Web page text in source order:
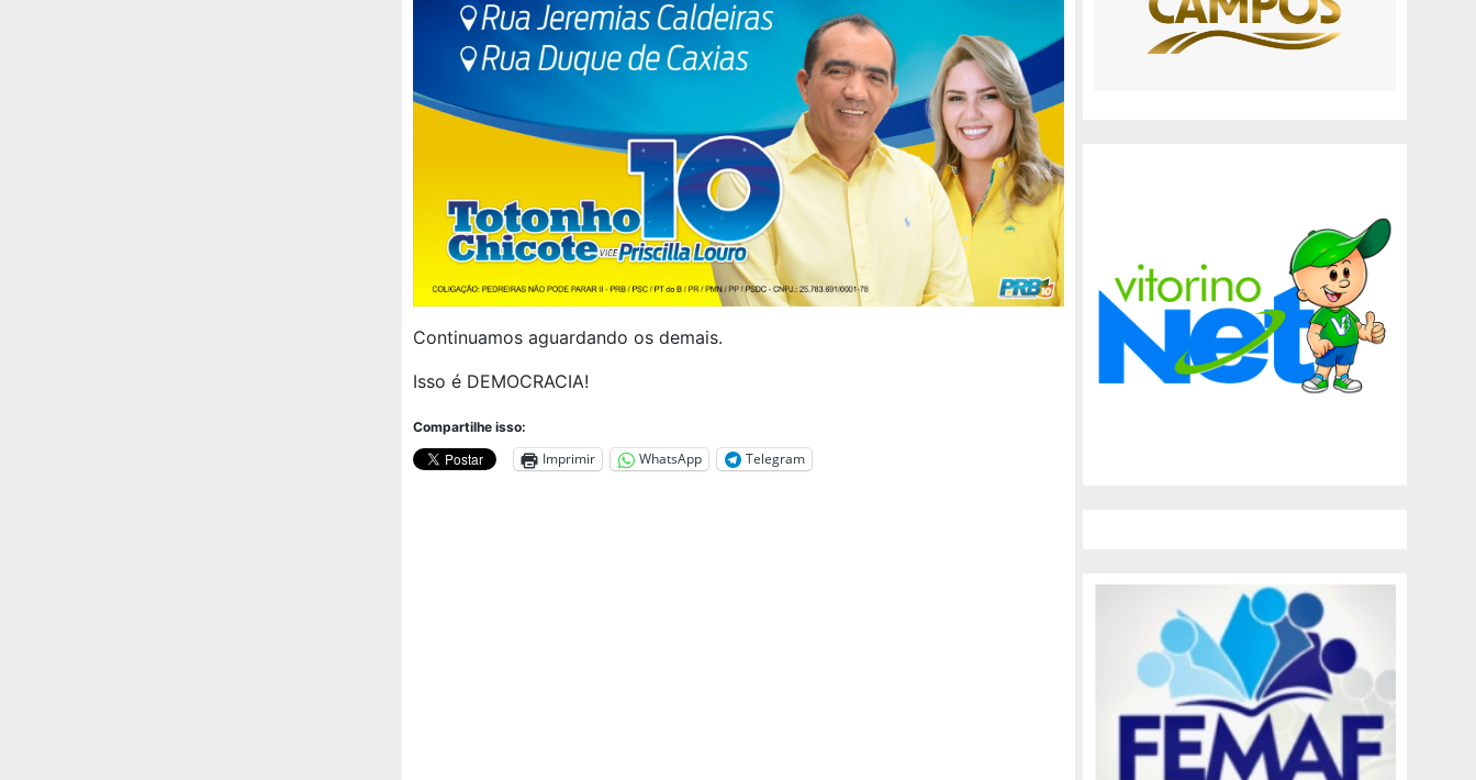
Continuamos aguardando os demais.
Isso é DEMOCRACIA!
Compartilhe isso:
Imprimir WhatsApp Telegram